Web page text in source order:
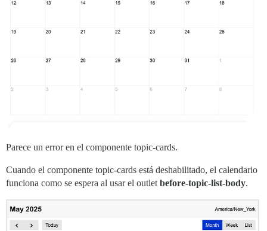
Parece un error en el componente topic-cards.
Cuando el componente topic-cards está deshabilitado, el calendario
funciona como se espera al usar el outlet before-topic-list-body.